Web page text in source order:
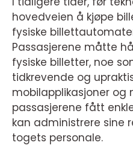
hovedveien å kjøpe
fysiske
Passasjerene måtte
fysiske billetter, noe
tidkrevende og
mobilapplikasjoner
passasjerene fått
kan administrere sine
togets personale.